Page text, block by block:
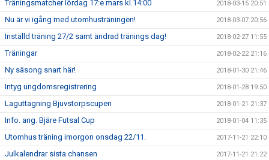
Träningsmatcher lördag 17:e mars kl.14:00 2018-03-15 20:51
Nu är vi igång med utomhusträningen! 2018-03-07 20:56
Inställd träning 27/2 samt ändrad tränings dag! 2018-02-27 11:55
Träningar 2018-02-22 21:16
Ny säsong snart här! 2018-01-30 21:46
Intyg ungdomsregistrering 2018-01-28 19:50
Laguttagning Bjuvstorpscupen 2018-01-21 21:37
Info. ang. Bjäre Futsal Cup 2018-01-04 11:35
Utomhus träning imorgon onsdag 22/11. 2017-11-21 22:10
Julkalendrar sista chansen 2017-11-21 21:22